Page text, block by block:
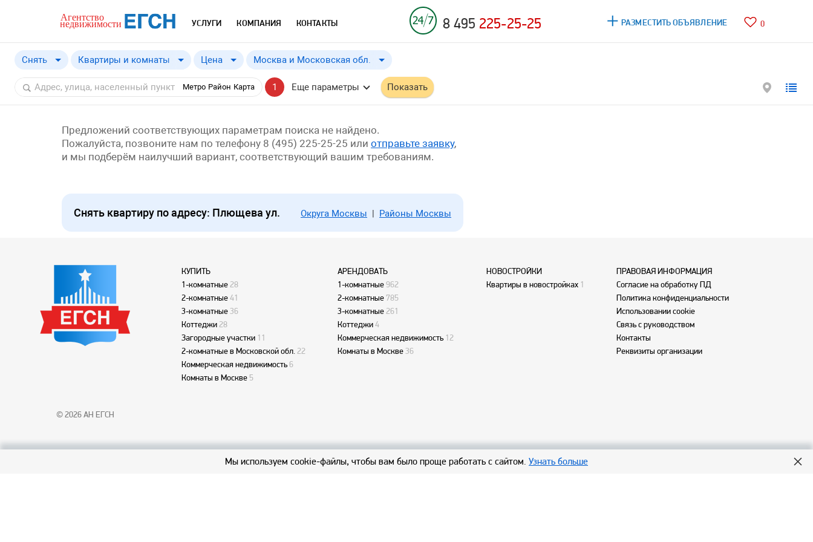
УСЛУГИ КОМПАНИЯ КОНТАКТЫ 8 495 225-25-25 РАЗМЕСТИТЬ ОБЪЯВЛЕНИЕ 0
Снять
Купить
Снять
Квартиры и комнаты Цена
от a Применить
Москва и Московская обл.
Москва и Московская обл.
Москва
Московская обл.
Метро Район Карта 1 Еще параметры Показать
Предложений соответствующих параметрам поиска не найдено.
Пожалуйста, позвоните нам по телефону 8 (495) 225-25-25 или отправьте заявку,
и мы подберём наилучший вариант, соответствующий вашим требованиям.
Снять квартиру по адресу: Плющева ул. Округа Москвы | Районы Москвы
© 2026 АН ЕГСН
КУПИТЬ
1-комнатные 28
2-комнатные 41
3-комнатные 36
Коттеджи 28
Загородные участки 11
2-комнатные в Московской обл. 22
Коммерческая недвижимость 6
Комнаты в Москве 5
АРЕНДОВАТЬ
1-комнатные962
2-комнатные785
3-комнатные 261
Коттеджи4
Коммерческая недвижимость 12
Комнаты в Москве 36
НОВОСТРОЙКИ
Квартиры в новостройках 1
ПРАВОВАЯ ИНФОРМАЦИЯ
Согласие на обработку ПД
Политика конфиденциальности
Использовании cookie
Связь с руководством
Контакты
Реквизиты организации
Мы используем cookie-файлы, чтобы вам было проще работать с сайтом. Узнать больше